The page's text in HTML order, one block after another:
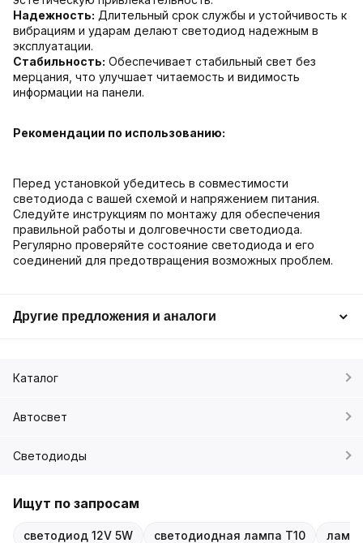
Надежность: Длительный срок службы и устойчивость к
вибрациям и ударам делают светодиод надежным в
эксплуатации.
Стабильность: Обеспечивает стабильный свет без
мерцания, что улучшает читаемость и видимость
информации на панели.
Рекомендации по использованию:
Перед установкой убедитесь в совместимости
светодиода с вашей схемой и напряжением питания.
Следуйте инструкциям по монтажу для обеспечения
правильной работы и долговечности светодиода.
Регулярно проверяйте состояние светодиода и его
соединений для предотвращения возможных проблем.
Другие предложения и аналоги
Каталог
Автосвет
Светодиоды
Ищут по запросам
светодиод 12V 5W светодиодная лампа T10